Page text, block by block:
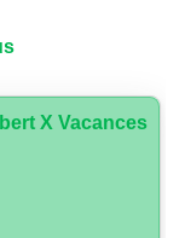
X Vacances